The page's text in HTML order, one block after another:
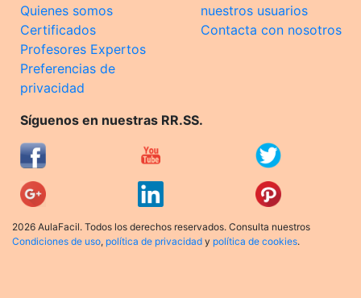
Quienes somos
Certificados
Profesores Expertos
Preferencias de
privacidad
nuestros usuarios
Contacta con nosotros
Síguenos en nuestras RR.SS.
2026 AulaFacil. Todos los derechos reservados. Consulta nuestros
Condiciones de uso, política de privacidad y política de cookies.